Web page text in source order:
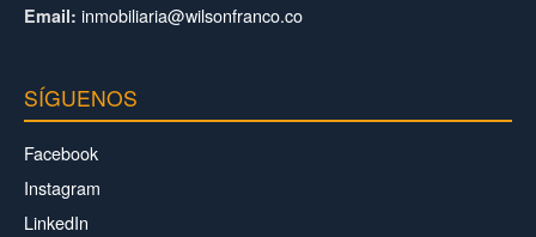
Email: inmobiliaria@wilsonfranco.co
SÍGUENOS
Facebook
Instagram
LinkedIn